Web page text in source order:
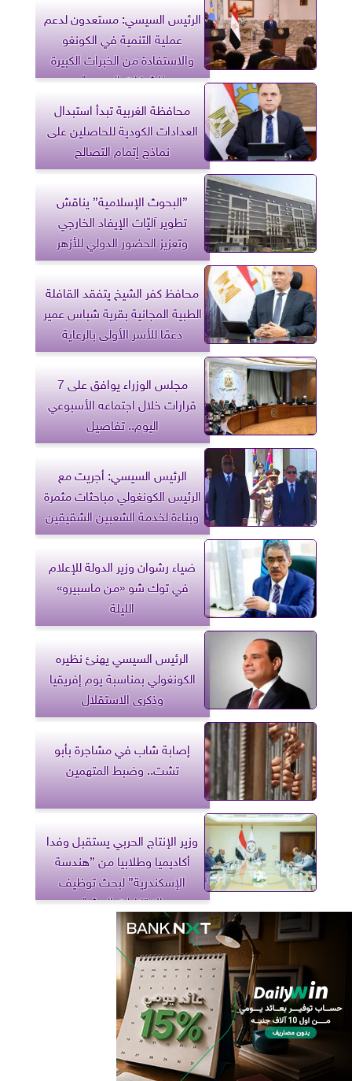
الرئيس السيسي: مستعدون لدعم
عملية التنمية في الكونغو
والاستفادة من الخبرات الكبيرة
للشركات المصرية
محافظة الغربية تبدأ استبدال
العدادات الكودية للحاصلين على
نماذج إتمام التصالح
”البحوث الإسلامية” يناقش
تطوير آليّات الإيفاد الخارجي
وتعزيز الحضور الدولي للأزهر
محافظ كفر الشيخ يتفقد القافلة
الطبية المجانية بقرية شباس عمير
دعمًا للأسر الأولى بالرعاية
مجلس الوزراء يوافق على 7
قرارات خلال اجتماعه الأسبوعي
اليوم.. تفاصيل
الرئيس السيسي: أجريت مع
الرئيس الكونغولي مباحثات مثمرة
وبناءة لخدمة الشعبين الشقيقين
ضياء رشوان وزير الدولة للإعلام
في توك شو «من ماسبيرو»
الليلة
الرئيس السيسي يهنئ نظيره
الكونغولي بمناسبة يوم إفريقيا
وذكرى الاستقلال
إصابة شاب في مشاجرة بأبو
تشت.. وضبط المتهمين
وزير الإنتاج الحربي يستقبل وفدا
أكاديميا وطلابيا من ”هندسة
الإسكندرية” لبحث توظيف
الابتكارات البحثية